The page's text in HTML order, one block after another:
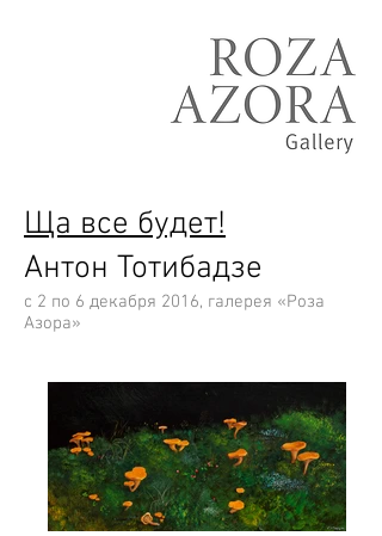
Ща все будет!
Антон Тотибадзе
с 2 по 6 декабря 2016, галерея «Роза
Азора»